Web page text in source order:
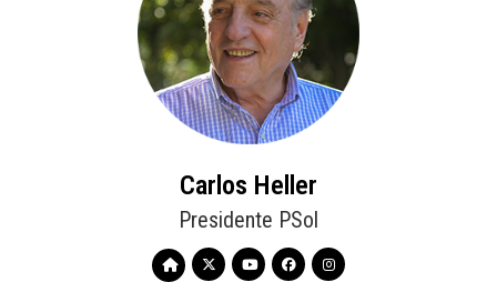
Carlos Heller
Presidente PSol